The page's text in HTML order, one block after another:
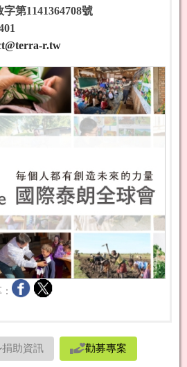
第1141364708號
r.tw
捐助資訊 勸募專案